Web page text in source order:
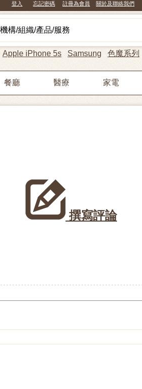
登入 忘記密碼 註冊為會員 關於及聯絡我們
Apple iPhone 5s Samsung 色魔系列
餐廳 醫療 家電
撰寫評論